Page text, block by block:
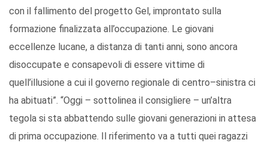
con il fallimento del progetto Gel, improntato sulla
formazione finalizzata all’occupazione. Le giovani
eccellenze lucane, a distanza di tanti anni, sono ancora
disoccupate e consapevoli di essere vittime di
quell’illusione a cui il governo regionale di centro–sinistra ci
ha abituati”. “Oggi – sottolinea il consigliere – un’altra
tegola si sta abbattendo sulle giovani generazioni in attesa
di prima occupazione. Il riferimento va a tutti quei ragazzi